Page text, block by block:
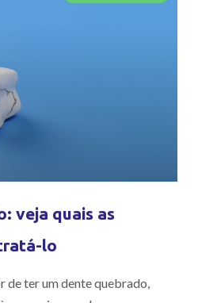
veja quais as
lo
de ter um dente quebrado,